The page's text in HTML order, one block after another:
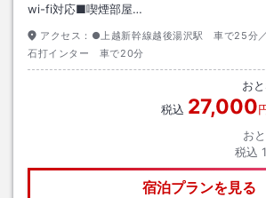
wi-fi対応■喫煙部屋…
アクセス： ●上越新幹線越後湯沢駅 車で25分
石打インター 車で20分
お
税込 27,000
お
税込
宿泊プランを見る